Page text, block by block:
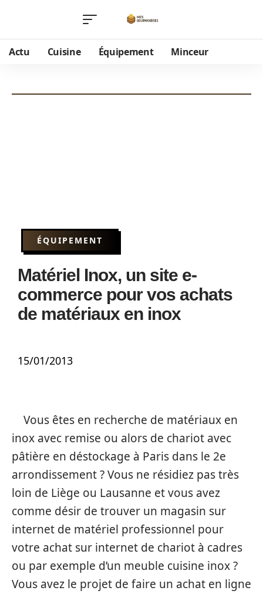
Actu Cuisine Équipement Minceur
ÉQUIPEMENT
Matériel Inox, un site e-
commerce pour vos achats
de matériaux en inox
15/01/2013
Vous êtes en recherche de matériaux en
inox avec remise ou alors de chariot avec
pâtière en déstockage à Paris dans le 2e
arrondissement ? Vous ne résidiez pas très
loin de Liège ou Lausanne et vous avez
comme désir de trouver un magasin sur
internet de matériel professionnel pour
votre achat sur internet de chariot à cadres
ou par exemple d’un meuble cuisine inox ?
Vous avez le projet de faire un achat en ligne